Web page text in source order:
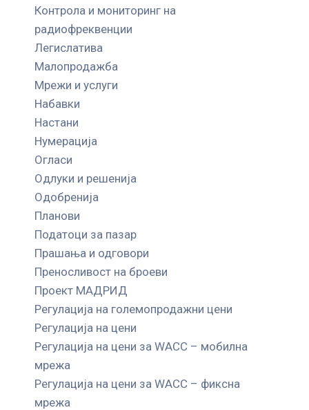
Контрола и мониторинг на
радиофреквенции
Легислатива
Малопродажба
Мрежи и услуги
Набавки
Настани
Нумерација
Огласи
Одлуки и решенија
Одобренија
Планови
Податоци за пазар
Прашања и одговори
Преносливост на броеви
Проект МАДРИД
Регулација на големопродажни цени
Регулација на цени
Регулација на цени за WACC – мобилна
мрежа
Регулација на цени за WACC – фиксна
мрежа